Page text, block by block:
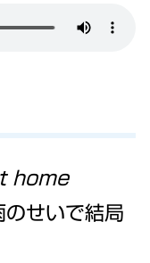
home
のせいで結局